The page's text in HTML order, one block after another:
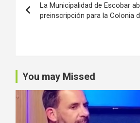
de
La Municipalidad de Escobar
preinscripción para la Colonia
You may Missed